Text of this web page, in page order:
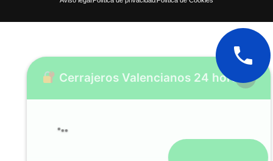
Cerrajeros Valencianos 24 horas